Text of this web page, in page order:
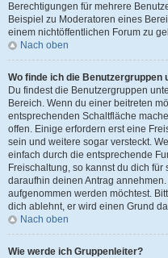
Berechtigungen für mehrere
Beispiel zu Moderatoren eines
einem nichtöffentlichen Forum zu
Nach oben
Wo finde ich die Benutzergruppen
Du findest die Benutzergruppen
Bereich. Wenn du einer beitreten
entsprechenden Schaltfläche
offen. Einige erfordern erst eine
sein und weitere sogar versteckt.
einfach durch die entsprechende
Freischaltung, so kannst du dich
daraufhin deinen Antrag
aufgenommen werden möchtest.
dich ablehnt, er wird einen Grund
Nach oben
Wie werde ich Gruppenleiter?